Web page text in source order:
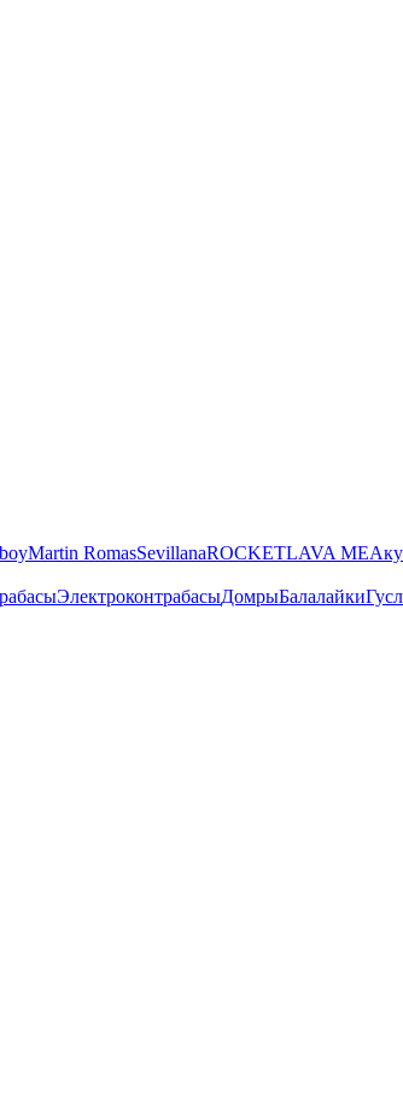
Martin RomasSevillanaROCKETLAVA ME
ЭлектроконтрабасыДомрыБалалайки